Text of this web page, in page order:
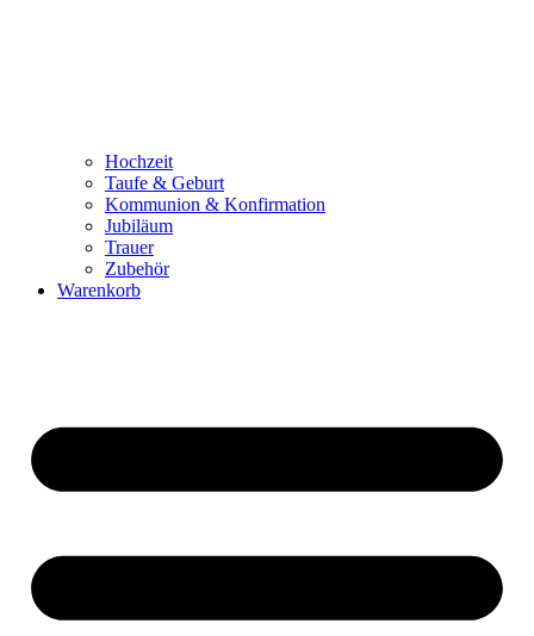
Hochzeit
Taufe & Geburt
Kommunion & Konfirmation
Jubiläum
Trauer
Zubehör
Warenkorb